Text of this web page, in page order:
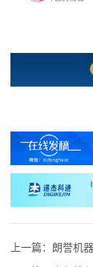
上一篇： 朗誉机